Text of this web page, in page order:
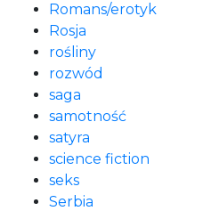
Romans/erotyk
Rosja
rośliny
rozwód
saga
samotność
satyra
science fiction
seks
Serbia